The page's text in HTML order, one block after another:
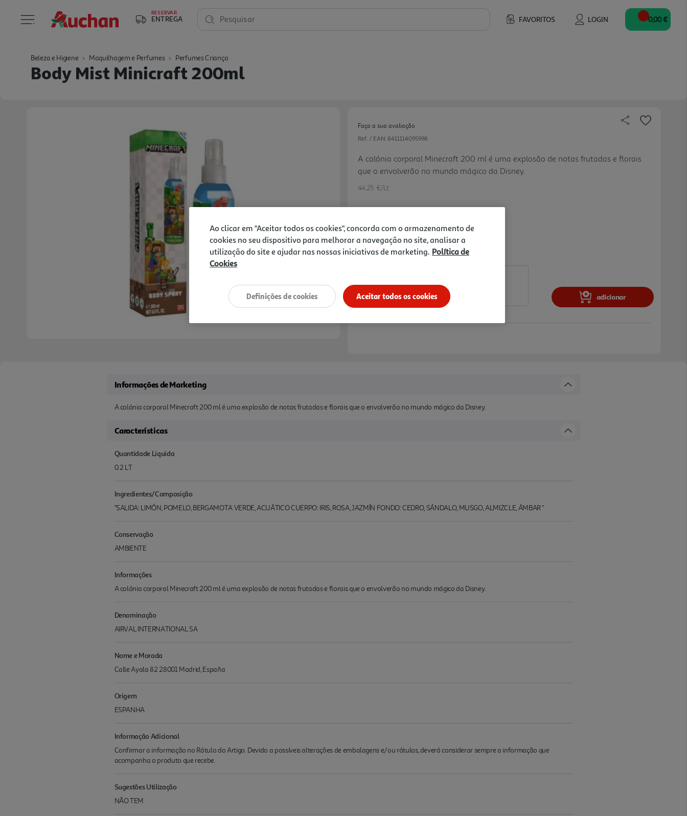
RESERVAR
ENTREGA FAVORITOS LOGIN
Pesquisar 0,00 €
Beleza e Higiene Maquilhagem e Perfumes Perfumes Criança
Body Mist Minicraft 200ml
Faça a sua avaliação
Ref. / EAN: 8411114095998
A colónia corporal Minecraft 200 ml é uma explosão de notas frutadas e florais
que o envolverão no mundo mágico da Disney.
44.25 €/Lt
8,85 €
Notas de preparação
adicionar
Informações de Marketing
A colónia corporal Minecraft 200 ml é uma explosão de notas frutadas e florais que o envolverão no mundo mágico da Disney.
Características
Quantidade Liquida
0.2 LT
Ingredientes/Composição
"SALIDA: LIMÓN, POMELO, BERGAMOTA VERDE, ACUÁTICO CUERPO: IRIS, ROSA, JAZMÍN FONDO: CEDRO, SÁNDALO, MUSGO, ALMIZCLE, ÁMBAR "
Conservação
AMBIENTE
Informações
A colónia corporal Minecraft 200 ml é uma explosão de notas frutadas e florais que o envolverão no mundo mágico da Disney.
Denominação
AIRVAL INTERNATIONAL SA
Nome e Morada
Calle Ayala 82 28001 Madrid, España
Origem
ESPANHA
Informação Adicional
Confirmar a informação no Rótulo do Artigo. Devido a possíveis alterações de embalagens e/ou rótulos, deverá considerar sempre a informação que
acompanha o produto que recebe.
Sugestões Utilização
NÃO TEM
Ao clicar em "Aceitar todos os cookies", concorda com o armazenamento de
cookies no seu dispositivo para melhorar a navegação no site, analisar a
utilização do site e ajudar nas nossas iniciativas de marketing. Política de
Cookies
Aceitar todos os cookies
Definições de cookies